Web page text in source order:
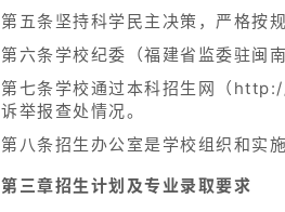
第五条坚持科学民主决策，严格按
第六条学校纪委（福建省监委驻闽
第七条学校通过本科招生网（
诉举报查处情况。
第八条招生办公室是学校组织和实
第三章招生计划及专业录取要求